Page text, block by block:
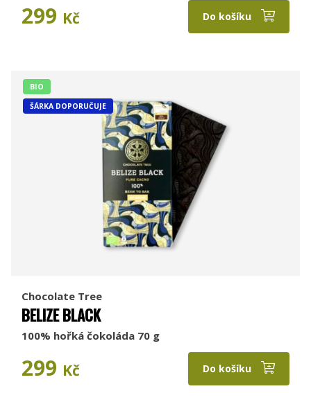
299 Kč Do košíku
BIO
ŠÁRKA DOPORUČUJE
Chocolate Tree
BELIZE BLACK
100% hořká čokoláda 70 g
299 Kč Do košíku